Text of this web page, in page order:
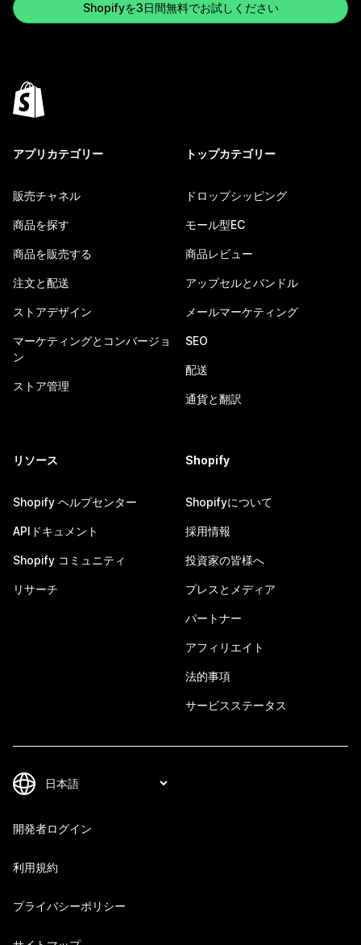
Shopifyを3日間無料でお試しください
アプリカテゴリー
販売チャネル
商品を探す
商品を販売する
注文と配送
ストアデザイン
マーケティングとコンバージョ
ン
ストア管理
トップカテゴリー
ドロップシッピング
モール型EC
商品レビュー
アップセルとバンドル
メールマーケティング
SEO
配送
通貨と翻訳
リソース
Shopify ヘルプセンター
APIドキュメント
Shopify コミュニティ
リサーチ
Shopify
Shopifyについて
採用情報
投資家の皆様へ
プレスとメディア
パートナー
アフィリエイト
法的事項
サービスステータス
開発者ログイン
利用規約
プライバシーポリシー